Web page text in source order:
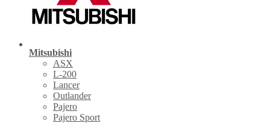
Mitsubishi
ASX
L-200
Lancer
Outlander
Pajero
Pajero Sport